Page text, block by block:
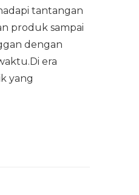
tantangan
produk sampai
dengan
era
yang